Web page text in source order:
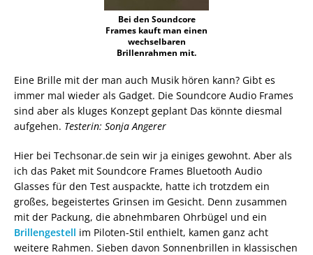
Bei den Soundcore
Frames kauft man einen
wechselbaren
Brillenrahmen mit.
Eine Brille mit der man auch Musik hören kann? Gibt es
immer mal wieder als Gadget. Die Soundcore Audio Frames
sind aber als kluges Konzept geplant Das könnte diesmal
aufgehen. Testerin: Sonja Angerer
Hier bei Techsonar.de sein wir ja einiges gewohnt. Aber als
ich das Paket mit Soundcore Frames Bluetooth Audio
Glasses für den Test auspackte, hatte ich trotzdem ein
großes, begeistertes Grinsen im Gesicht. Denn zusammen
mit der Packung, die abnehmbaren Ohrbügel und ein
Brillengestell im Piloten-Stil enthielt, kamen ganz acht
weitere Rahmen. Sieben davon Sonnenbrillen in klassischen